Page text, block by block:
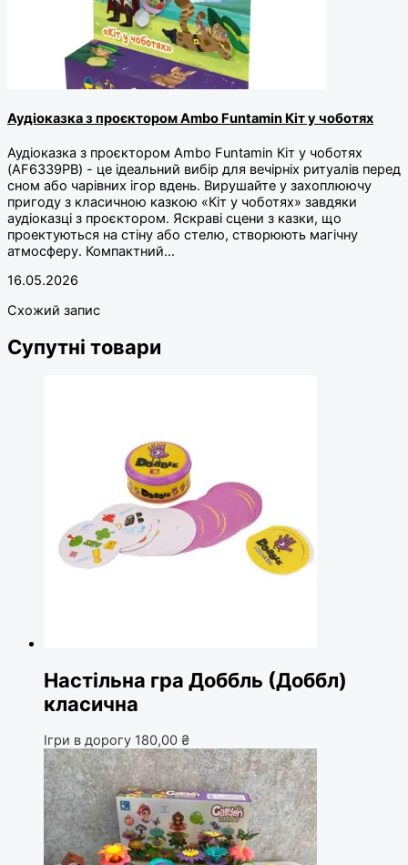
Аудіоказка з проєктором Ambo Funtamin Кіт у чоботях
Аудіоказка з проєктором Ambo Funtamin Кіт у чоботях
(AF6339PB) - це ідеальний вибір для вечірніх ритуалів перед
сном або чарівних ігор вдень. Вирушайте у захоплюючу
пригоду з класичною казкою «Кіт у чоботях» завдяки
аудіоказці з проєктором. Яскраві сцени з казки, що
проектуються на стіну або стелю, створюють магічну
атмосферу. Компактний…
16.05.2026
Схожий запис
Супутні товари
Настільна гра Доббль (Доббл)
класична
Ігри в дорогу 180,00 ₴